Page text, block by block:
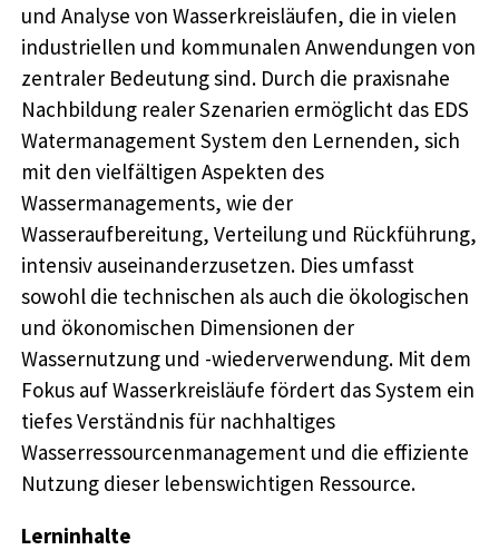
und Analyse von Wasserkreisläufen, die in vielen
industriellen und kommunalen Anwendungen von
zentraler Bedeutung sind. Durch die praxisnahe
Nachbildung realer Szenarien ermöglicht das EDS
Watermanagement System den Lernenden, sich
mit den vielfältigen Aspekten des
Wassermanagements, wie der
Wasseraufbereitung, Verteilung und Rückführung,
intensiv auseinanderzusetzen. Dies umfasst
sowohl die technischen als auch die ökologischen
und ökonomischen Dimensionen der
Wassernutzung und -wiederverwendung. Mit dem
Fokus auf Wasserkreisläufe fördert das System ein
tiefes Verständnis für nachhaltiges
Wasserressourcenmanagement und die effiziente
Nutzung dieser lebenswichtigen Ressource.
Lerninhalte